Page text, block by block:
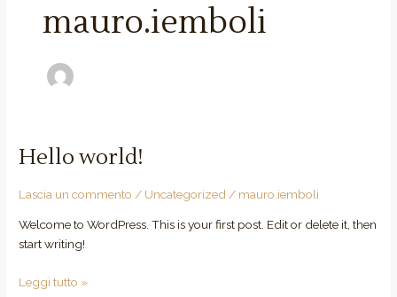
mauro.iemboli
Hello world!
Lascia un commento / Uncategorized / mauro.iemboli
Welcome to WordPress. This is your first post. Edit or delete it, then
start writing!
Hello
Leggi tutto »